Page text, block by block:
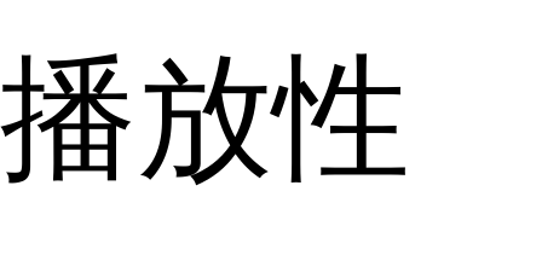
播放性